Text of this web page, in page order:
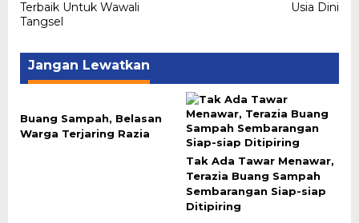
Terbaik Untuk Wawali
Tangsel
Usia Dini
Jangan Lewatkan
Buang Sampah, Belasan
Warga Terjaring Razia
Tak Ada Tawar Menawar,
Terazia Buang Sampah
Sembarangan Siap-siap
Ditipiring